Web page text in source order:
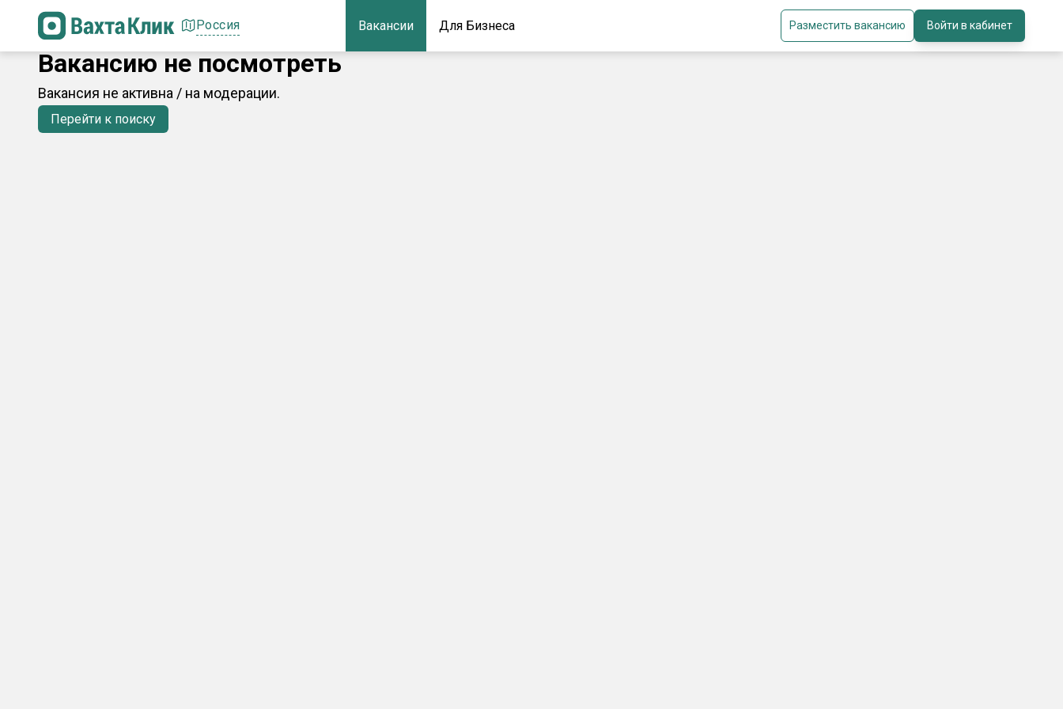
Россия Вакансии Для Бизнеса Разместить вакансию Войти в кабинет
Вакансию не посмотреть
Вакансия не активна / на модерации.
Перейти к поиску